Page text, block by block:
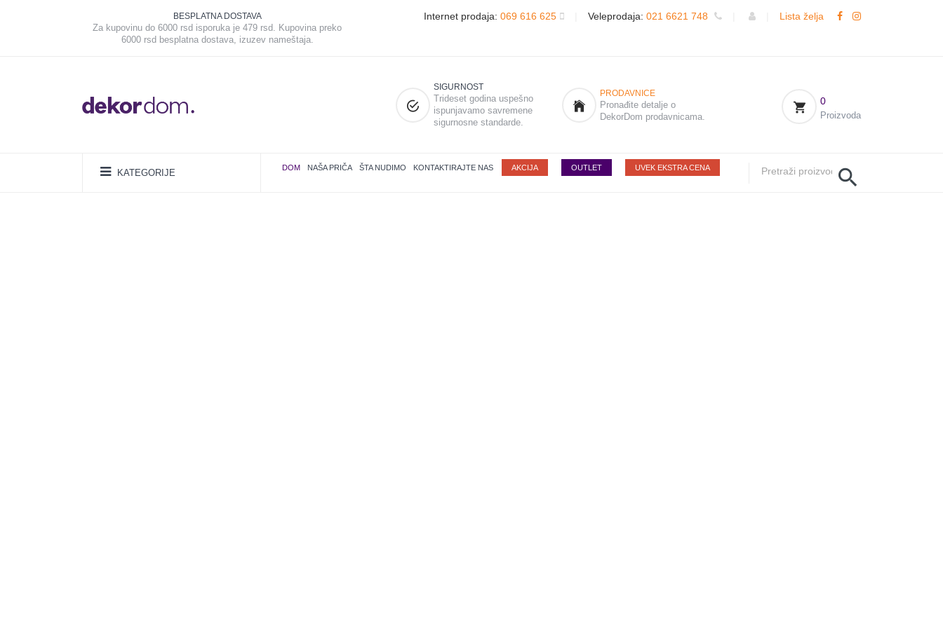
BESPLATNA DOSTAVA
Za kupovinu do 6000 rsd isporuka je 479 rsd. Kupovina preko
6000 rsd besplatna dostava, izuzev nameštaja.
Internet prodaja: 069 616 625 Veleprodaja: 021 6621 748 Lista želja
SIGURNOST
Trideset godina uspešno
ispunjavamo savremene
sigurnosne standarde.
PRODAVNICE
Pronađite detalje o
DekorDom prodavnicama.
0
Proizvoda
KATEGORIJE DOM NAŠA PRIČA ŠTA NUDIMO KONTAKTIRAJTE NAS AKCIJA OUTLET UVEK EKSTRA CENA